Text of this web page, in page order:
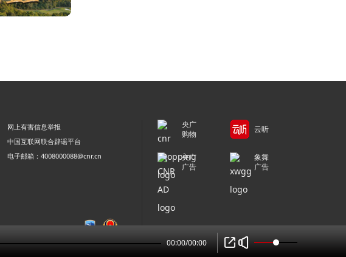
网上有害信息举报
中国互联网联合辟谣平台
电子邮箱：4008000088@cnr.cn
央广
购物
云听
央广
广告
象舞
广告
00:00/00:00